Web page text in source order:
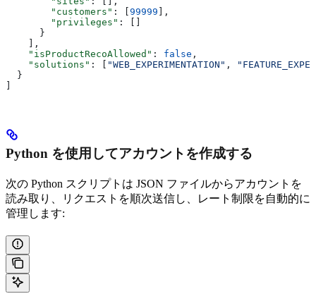
        "customers"
: [99999 ],
        "privileges"
: []
      }
    ],
    "isProductRecoAllowed"
: false ,
    "solutions"
: [ "WEB_EXPERIMENTATION" ,
  }
]
Python を使用してアカウントを作成する
次の Python スクリプトは JSON ファイルからアカウントを
読み取り、リクエストを順次送信し、レート制限を自動的に
管理します: